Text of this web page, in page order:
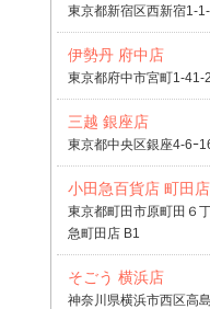
東京都新宿区西新宿1-
伊勢丹 府中店
東京都府中市宮町1-41-
三越 銀座店
東京都中央区銀座4-6ｰ
小田急百貨店 町田店
東京都町田市原町田６
急町田店 B1
そごう 横浜店
神奈川県横浜市西区高